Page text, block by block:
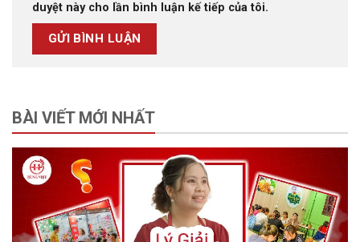
duyệt này cho lần bình luận kế tiếp của tôi.
BÀI VIẾT MỚI NHẤT